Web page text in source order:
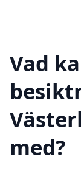
Vad
med?